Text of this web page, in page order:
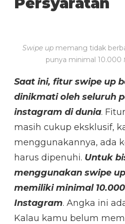
Swipe up memang tidak
punya minimal 10.000
Saat ini, fitur swipe up
dinikmati oleh seluruh
instagram di dunia.
masih cukup eksklusif,
menggunakannya, ada
harus dipenuhi. Untuk
menggunakan swipe
memiliki minimal
Instagram. Angka ini
Kalau kamu belum